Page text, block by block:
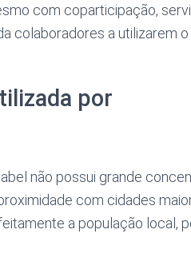
com coparticipação,
colaboradores a utilizarem o
por
não possui grande
com cidades
a população local,